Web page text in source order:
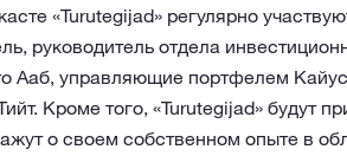
«Turutegijad» регулярно
руководитель отдела
Ааб, управляющие портфелем
Кроме того, «Turutegijad» будут
о своем собственном опыте в